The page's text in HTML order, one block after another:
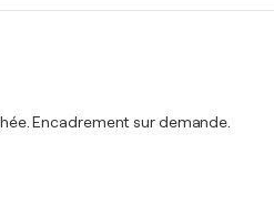
Encadrement sur demande.